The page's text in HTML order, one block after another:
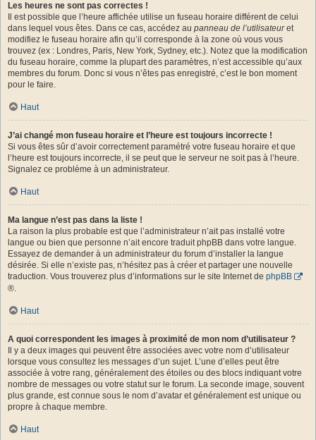
Les heures ne sont pas correctes !
Il est possible que l’heure affichée utilise un fuseau horaire différent de celui
dans lequel vous êtes. Dans ce cas, accédez au panneau de l’utilisateuret
modifiez le fuseau horaire afin qu’il corresponde à la zone où vous vous
trouvez (ex : Londres, Paris, New York, Sydney, etc.). Notez que la modification
du fuseau horaire, comme la plupart des paramètres, n’est accessible qu’aux
membres du forum. Donc si vous n’êtes pas enregistré, c’est le bon moment
pour le faire.
Haut
J’ai changé mon fuseau horaire et l’heure est toujours incorrecte !
Si vous êtes sûr d’avoir correctement paramétré votre fuseau horaire et que
l’heure est toujours incorrecte, il se peut que le serveur ne soit pas à l’heure.
Signalez ce problème à un administrateur.
Haut
Ma langue n’est pas dans la liste !
La raison la plus probable est que l’administrateur n’ait pas installé votre
langue ou bien que personne n’ait encore traduit phpBB dans votre langue.
Essayez de demander à un administrateur du forum d’installer la langue
désirée. Si elle n’existe pas, n’hésitez pas à créer et partager une nouvelle
traduction. Vous trouverez plus d’informations sur le site Internet de phpBB
®.
Haut
A quoi correspondent les images à proximité de mon nom d’utilisateur ?
Il y a deux images qui peuvent être associées avec votre nom d’utilisateur
lorsque vous consultez les messages d’un sujet. L’une d’elles peut être
associée à votre rang, généralement des étoiles ou des blocs indiquant votre
nombre de messages ou votre statut sur le forum. La seconde image, souvent
plus grande, est connue sous le nom d’avatar et généralement est unique ou
propre à chaque membre.
Haut